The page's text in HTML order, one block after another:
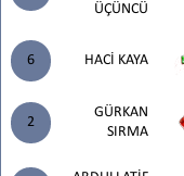
ÜÇÜNCÜ
6 HACİ KAYA
2
GÜRKAN
SIRMA